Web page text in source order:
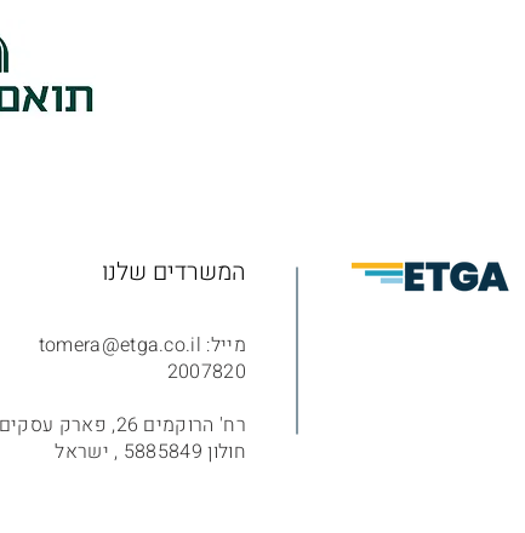
המשרדים שלנו
מייל: tomera@etga.co.il
2007820
רח' הרוקמים 26, פארק עסקים עזריאלי, בניין D קומה 5
חולון 5885849 , ישראל